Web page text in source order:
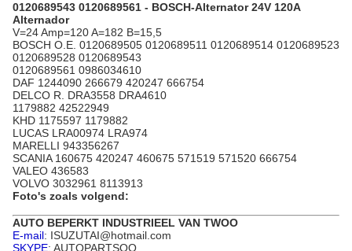
0120689543 0120689561 - BOSCH-Alternator 24V 120A
Alternador
V=24 Amp=120 A=182 B=15,5
BOSCH O.E. 0120689505 0120689511 0120689514 0120689523
0120689528 0120689543
0120689561 0986034610
DAF 1244090 266679 420247 666754
DELCO R. DRA3558 DRA4610
1179882 42522949
KHD 1175597 1179882
LUCAS LRA00974 LRA974
MARELLI 943356267
SCANIA 160675 420247 460675 571519 571520 666754
VALEO 436583
VOLVO 3032961 8113913
Foto's zoals volgend:
AUTO BEPERKT INDUSTRIEEL VAN TWOO
E-mail: ISUZUTAI@hotmail.com
SKYPE: AUTOPARTSOO